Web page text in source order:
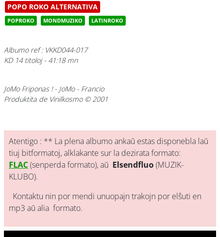
POPO ROKO ALTERNATIVA
POPROKO MONDMUZIKO LATINROKO
Albumo ref : VKKD044-017
KD 14 titoloj - 41:18 mn
JoMo Friponas !- JoMo - Francio
Produktita de Vinilkosmo © 2001
Atentigo : ** La plena albumo ankaŭ estas disponebla laŭ
tiuj bitformatoj, alklakante sur la dezirata formato:
FLAC(senperda formato), aŭ Elsendfluo(MUZIK-
KLUBO).
Kontaktu nin por mendi unuopajn trakojn por elŝuti en
mp3 aŭ alia formato.